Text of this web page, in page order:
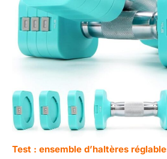
Test : ensemble d’haltères